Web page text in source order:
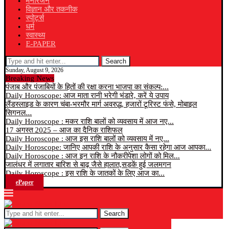
विज्ञान और तकनीक
स्पोर्ट्स
धर्म
स्वास्थ्य
E-PAPER
Search
Sunday, August 9, 2026
Breaking News
पंजाब और पंजाबियों के हितों की रक्षा करना भाजपा का संकल्प:...
Daily Horoscope: आज माता रानी भरेगी भंडारे, करें ये उपाय
लैंडस्लाइड के कारण चंबा-भरमौर मार्ग अवरुद्ध, हजारों टूरिस्ट फंसे, मोबाइल
सिगनल...
Daily Horoscope : मकर राशि बालों को व्यवसाय में आज नए...
17 अगस्त 2025 – आज का दैनिक राशिफल
Daily Horoscope : आज इस राशि बालों को व्यवसाय में नए...
Daily Horoscope: जानिए आपकी राशि के अनुसार कैसा रहेगा आज आपका...
Daily Horoscope : आज इन राशि के नौकरीपेशा लोगों को मिल...
जालंधर में लगातार बारिश से बाढ़ जैसे हालात,सड़कें हुई जलमगन
Daily Horoscope : इस राशि के जातकों के लिए आज का...
ePaper
Search